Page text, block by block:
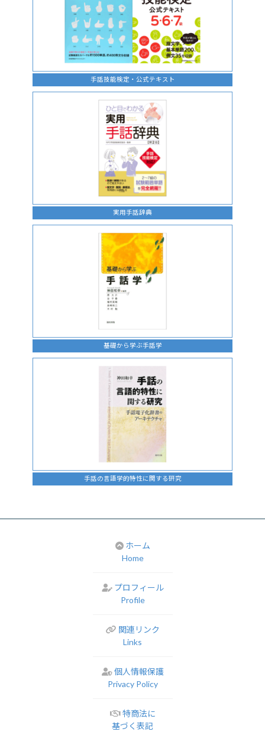
手話技能検定・公式テキスト
実用手話辞典
基礎から学ぶ手話学
手話の言語学的特性に関する研究
ホーム
Home
プロフィール
Profile
関連リンク
Links
個人情報保護
Privacy Policy
特商法に
基づく表記